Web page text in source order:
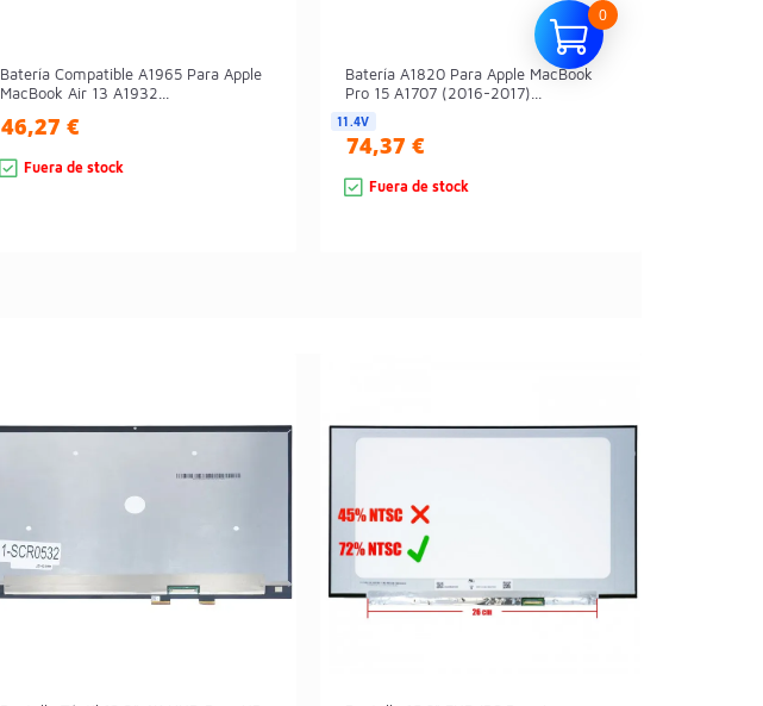
Batería Compatible A1965 Para Apple
MacBook Air 13 A1932...
46,27 €
Fuera de stock
Batería A1820 Para Apple MacBook
Pro 15 A1707 (2016-2017)...
11.4V
74,37 €
Fuera de stock
0